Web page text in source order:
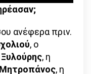
ανέφερα πριν.
, ο
, η
, η